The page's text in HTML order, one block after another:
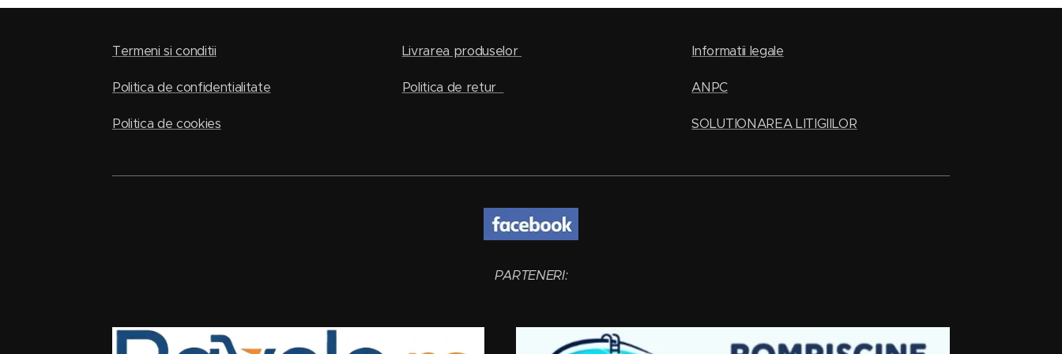
Termeni si conditii
Politica de confidentialitate
Politica de cookies
Livrarea produselor
Politica de retur
Informatii legale
ANPC
SOLUTIONAREA LITIGIILOR
PARTENERI: